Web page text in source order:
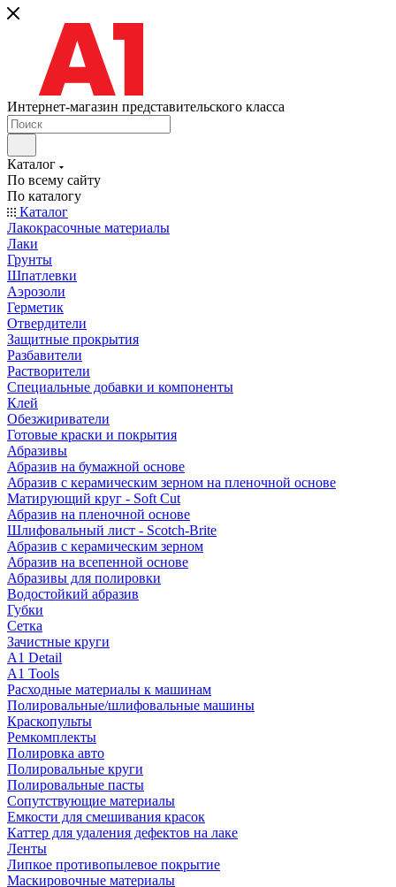
Интернет-магазин представительского класса
Каталог
По всему сайту
По каталогу
Каталог
Лакокрасочные материалы
Лаки
Грунты
Шпатлевки
Аэрозоли
Герметик
Отвердители
Защитные прокрытия
Разбавители
Растворители
Специальные добавки и компоненты
Клей
Обезжириватели
Готовые краски и покрытия
Абразивы
Абразив на бумажной основе
Абразив с керамическим зерном на пленочной основе
Матирующий круг - Soft Cut
Абразив на пленочной основе
Шлифовальный лист - Scotch-Brite
Абразив с керамическим зерном
Абразив на всепенной основе
Абразивы для полировки
Водостойкий абразив
Губки
Сетка
Зачистные круги
A1 Detail
A1 Tools
Расходные материалы к машинам
Полировальные/шлифовальные машины
Краскопульты
Ремкомплекты
Полировка авто
Полировальные круги
Полировальные пасты
Сопутствующие материалы
Емкости для смешивания красок
Каттер для удаления дефектов на лаке
Ленты
Липкое противопылевое покрытие
Маскировочные материалы